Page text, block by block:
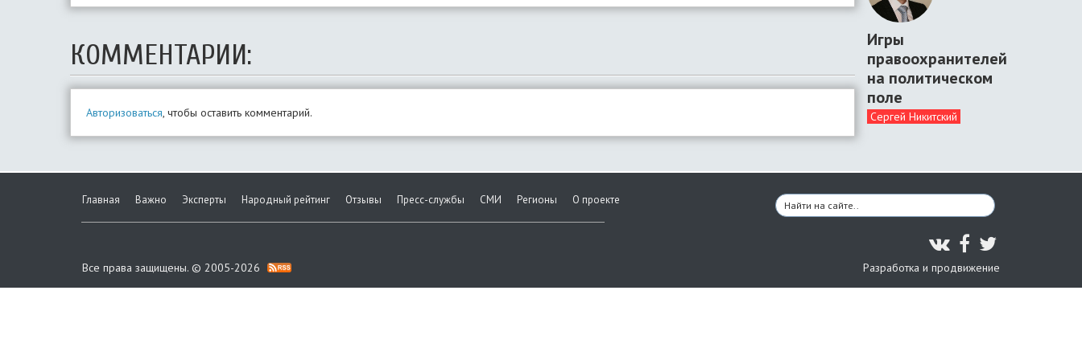
КОММЕНТАРИИ:
Авторизоваться, чтобы оставить комментарий.
Игры
правоохранителей
на политическом
поле
Сергей Никитский
Главная Важно Эксперты Народный рейтинг Отзывы Пресс-службы СМИ Регионы О проекте
Все права защищены. © 2005-2026 Разработка и продвижение